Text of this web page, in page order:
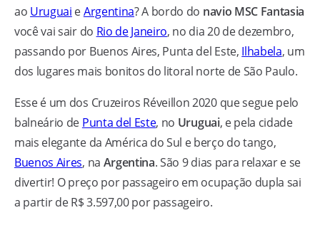
ao Uruguai eArgentina? A bordo do navio MSC Fantasia
você vai sair do Rio de Janeiro, no dia 20 de dezembro,
passando por Buenos Aires, Punta del Este, Ilhabela, um
dos lugares mais bonitos do litoral norte de São Paulo.
Esse é um dos Cruzeiros Réveillon 2020 que segue pelo
balneário de Punta del Este, no Uruguai, e pela cidade
mais elegante da América do Sul e berço do tango,
Buenos Aires, na Argentina. São 9 dias para relaxar e se
divertir! O preço por passageiro em ocupação dupla sai
a partir de R$ 3.597,00 por passageiro.